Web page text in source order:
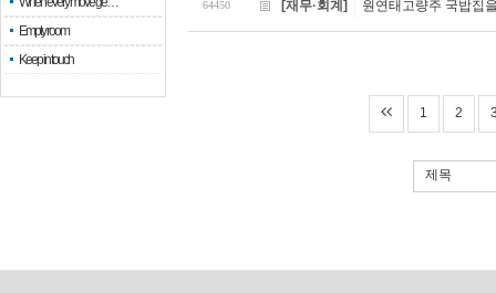
Empty room
Keep in touch
64450 [재무·회계] 원연태고량주 국밥집
1 2
제목